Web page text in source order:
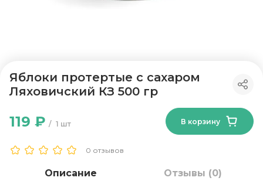
Яблоки протертые с сахаром
Ляховичский КЗ 500 гр
0 отзывов
1 шт
119 ₽ В корзину
Описание Отзывы (0)